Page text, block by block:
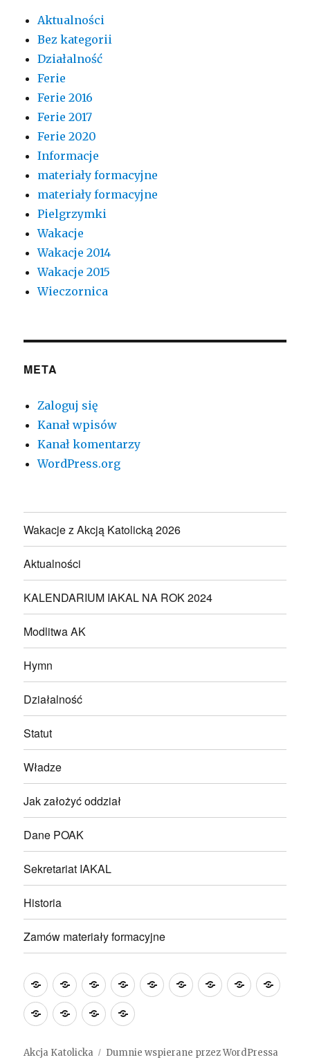
Aktualności
Bez kategorii
Działalność
Ferie
Ferie 2016
Ferie 2017
Ferie 2020
Informacje
materiały formacyjne
materiały formacyjne
Pielgrzymki
Wakacje
Wakacje 2014
Wakacje 2015
Wieczornica
META
Zaloguj się
Kanał wpisów
Kanał komentarzy
WordPress.org
Wakacje z Akcją Katolicką 2026
Aktualności
KALENDARIUM IAKAL NA ROK 2024
Modlitwa AK
Hymn
Działalność
Statut
Władze
Jak założyć oddział
Dane POAK
Sekretariat IAKAL
Historia
Zamów materiały formacyjne
Wakacje
Akcją
Aktualności
KALENDARIUM
IAKAL
NA
Modlitwa
HymnDziałalność
StatutWładzeJak
DaneSekretariat
HistoriaZamów
formacyjne
Akcja Katolicka Dumnie wspierane przez WordPressa